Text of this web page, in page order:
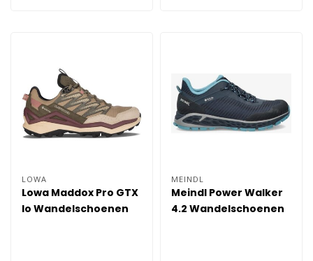
LOWA
Lowa Maddox Pro GTX
lo Wandelschoenen
MEINDL
Meindl Power Walker
4.2 Wandelschoenen